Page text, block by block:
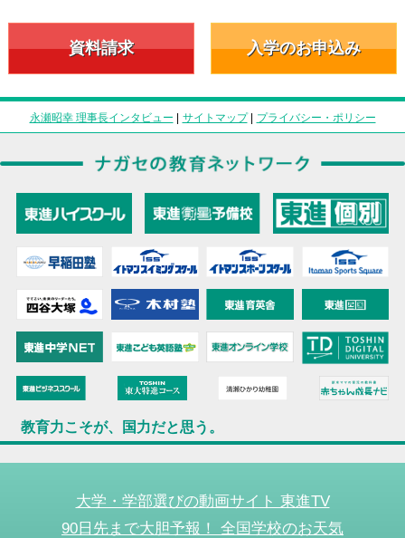
資料請求 入学のお申込み
永瀬昭幸 理事長インタビュー | サイトマップ| プライバシー・ポリシー
教育力こそが、国力だと思う。
大学・学部選びの動画サイト 東進TV
90日先まで大胆予報！ 全国学校のお天気